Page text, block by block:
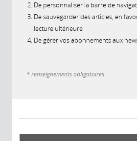
De personnaliser la barre de
De sauvegarder des articles, en
lecture ultérieure
De gérer vos abonnements aux
* renseignements obligatoires